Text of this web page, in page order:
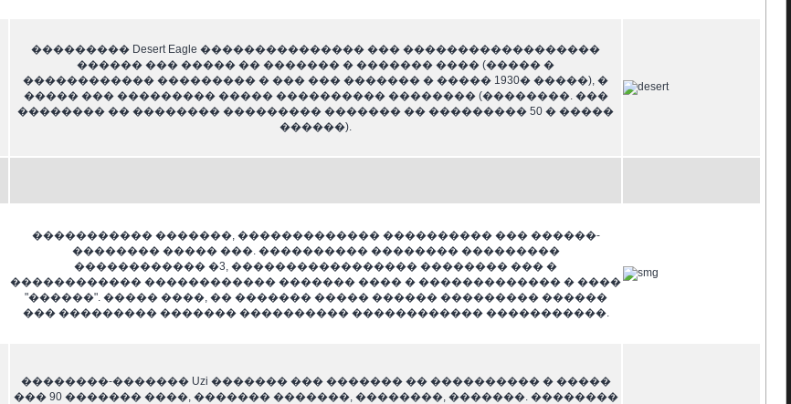
��������� Desert Eagle ��������������� ��� ������������������
������ ��� ����� �� ������� � ������� ���� (����� �
������������ ��������� � ��� ��� ������� � ����� 1930� �����), �
����� ��� ��������� ����� ���������� �������� (��������. ���
�������� �� �������� ��������� ������� �� ��������� 50 � �����
������).
����������� �������, ������������� ���������� ��� ������-
�������� ����� ���. ���������� �������� ���������
������������ �3, ����������������� �������� ��� �
������������ ������������ ������� ���� � ������������� � ����
"������". ����� ����, �� ������� ����� ������ ��������� ������
��� ��������� ������� ���������� ������������ �����������.
��������-������� Uzi ������� ��� ������� �� ���������� � �����
��� 90 ������� ����, ������� �������, ��������, �������. ��������